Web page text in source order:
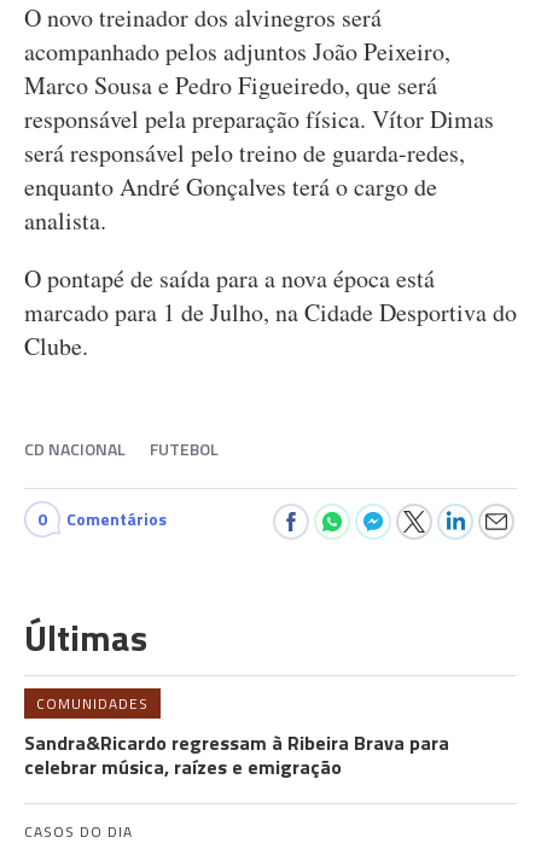
O novo treinador dos alvinegros será
acompanhado pelos adjuntos João Peixeiro,
Marco Sousa e Pedro Figueiredo, que será
responsável pela preparação física. Vítor Dimas
será responsável pelo treino de guarda-redes,
enquanto André Gonçalves terá o cargo de
analista.
O pontapé de saída para a nova época está
marcado para 1 de Julho, na Cidade Desportiva do
Clube.
CD NACIONAL FUTEBOL
0 Comentários
Últimas
COMUNIDADES
Sandra&Ricardo regressam à Ribeira Brava para
celebrar música, raízes e emigração
CASOS DO DIA